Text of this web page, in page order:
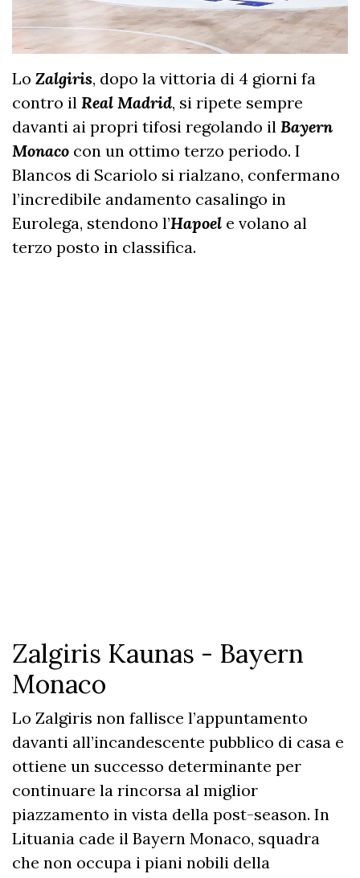
Lo Zalgiris, dopo la vittoria di 4 giorni fa
contro il Real Madrid, si ripete sempre
davanti ai propri tifosi regolando il Bayern
Monaco con un ottimo terzo periodo. I
Blancos di Scariolo si rialzano, confermano
l’incredibile andamento casalingo in
Eurolega, stendono l’Hapoel e volano al
terzo posto in classifica.
Zalgiris Kaunas - Bayern
Monaco
Lo Zalgiris non fallisce l’appuntamento
davanti all’incandescente pubblico di casa e
ottiene un successo determinante per
continuare la rincorsa al miglior
piazzamento in vista della post-season. In
Lituania cade il Bayern Monaco, squadra
che non occupa i piani nobili della